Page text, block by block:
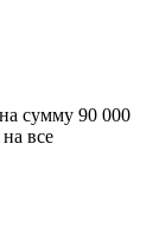
сумму 90 000
все